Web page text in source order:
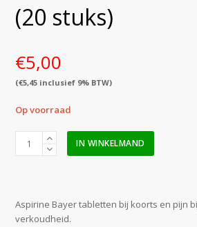
(20 stuks)
€5,00
(€5,45 inclusief 9% BTW)
Op voorraad
Aspirine
aantal
IN WINKELMAND
Aspirine Bayer tabletten bij koorts en pijn
verkoudheid.